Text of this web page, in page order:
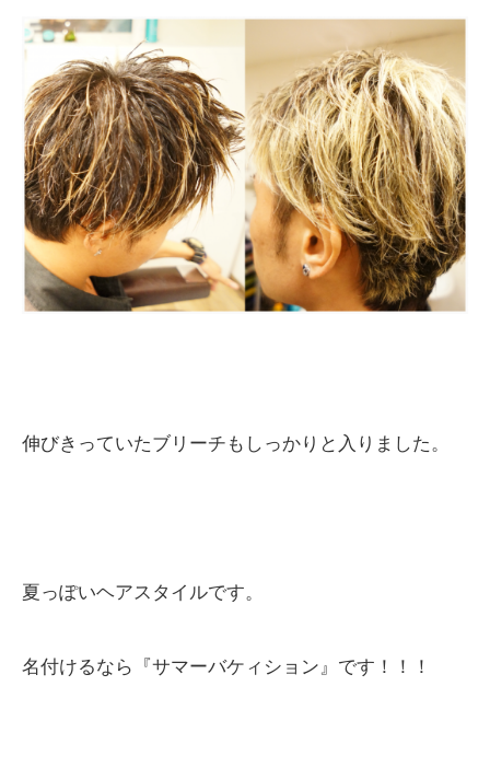
伸びきっていたブリーチもしっかりと入りました。
夏っぽいヘアスタイルです。
名付けるなら『サマーバケィション』です！！！